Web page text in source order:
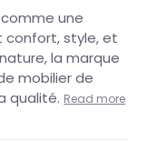
une
confort, style, et
la marque
mobilier de
qualité. Read more